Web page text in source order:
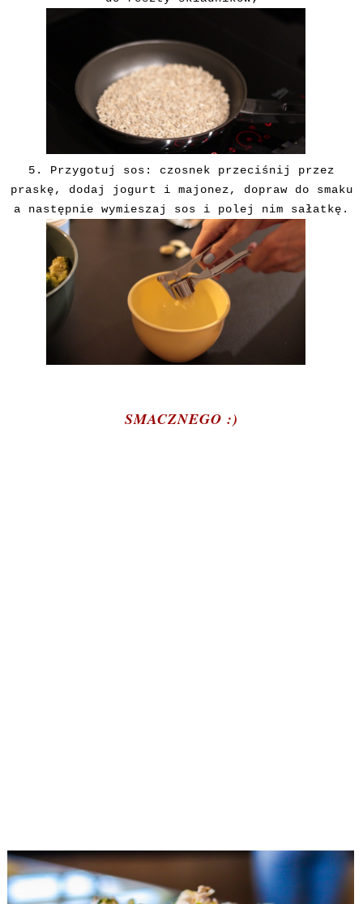
5. Przygotuj sos: czosnek przeciśnij przez
praskę, dodaj jogurt i majonez, dopraw do smaku
a następnie wymieszaj sos i polej nim sałatkę.
SMACZNEGO :)